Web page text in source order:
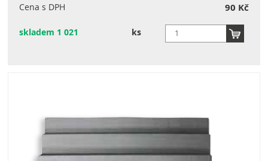
Cena s DPH
90 Kč
skladem 1 021 ks